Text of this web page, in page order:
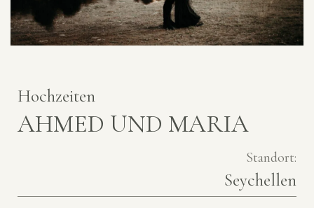
Hochzeiten
AHMED UND MARIA
Standort:
Seychellen